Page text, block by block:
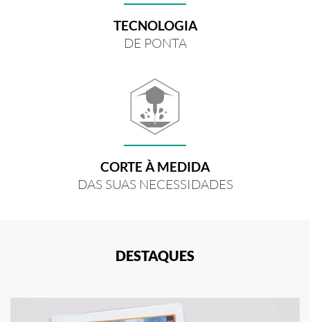
TECNOLOGIA
DE PONTA
CORTE À MEDIDA
DAS SUAS NECESSIDADES
DESTAQUES